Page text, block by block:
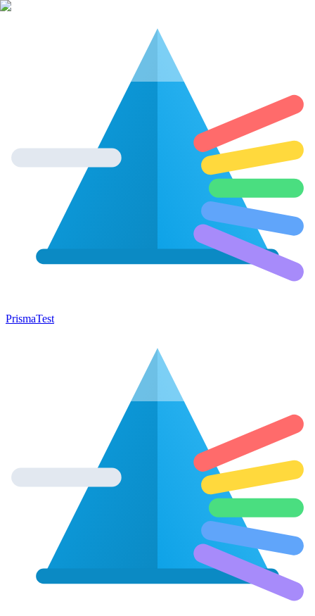
PrismaTest